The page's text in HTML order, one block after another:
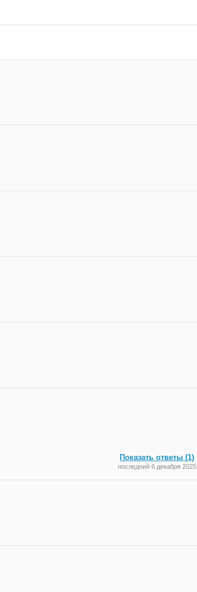
Показать ответы (1)
последний 6 декабря 2025